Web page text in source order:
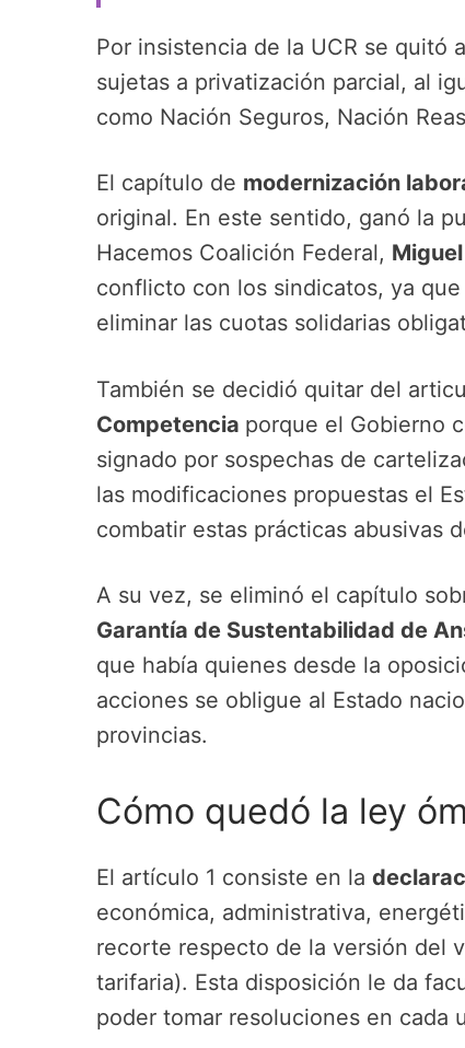
Por insistencia de la UCR se quitó
sujetas a privatización parcial, al
como Nación Seguros, Nación
El capítulo de modernización
original. En este sentido, ganó la
Hacemos Coalición Federal,
conflicto con los sindicatos, ya
eliminar las cuotas solidarias
También se decidió quitar del
Competencia porque el Gobierno
signado por sospechas de
las modificaciones propuestas el
combatir estas prácticas abusivas
A su vez, se eliminó el capítulo
Garantía de Sustentabilidad de
que había quienes desde la
acciones se obligue al Estado
provincias.
Cómo quedó la ley
El artículo 1 consiste en la
económica, administrativa,
recorte respecto de la versión del
tarifaria). Esta disposición le da
poder tomar resoluciones en cada